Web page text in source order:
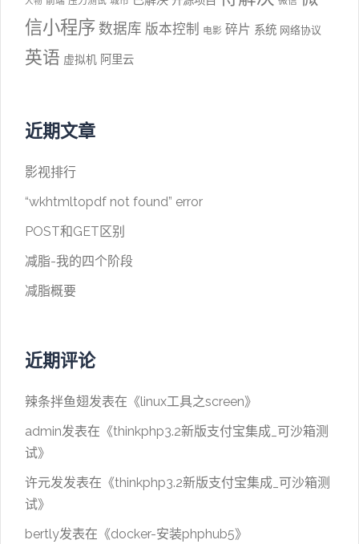
信小程序 数据库 版本控制 电影 碎片 系统 网络协议
英语 虚拟机 阿里云
近期文章
影视排行
“wkhtmltopdf not found” error
POST和GET区别
减脂-我的四个阶段
减脂概要
近期评论
辣条拌鱼翅发表在《linux工具之screen》
admin发表在《thinkphp3.2新版支付宝集成_可沙箱测
试》
许元发发表在《thinkphp3.2新版支付宝集成_可沙箱测
试》
bertly发表在《docker-安装phphub5》